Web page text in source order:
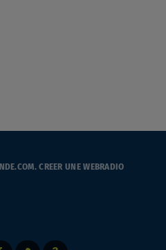
CREER UNE WEBRADIO